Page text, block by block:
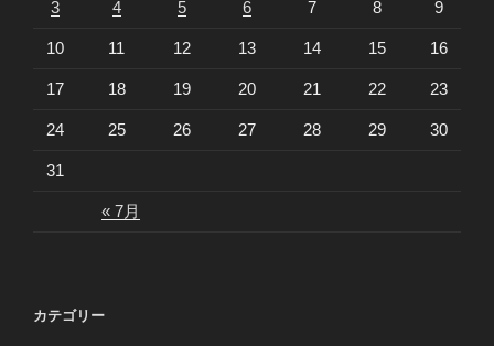
« 7月
3 4 5 6 7 8 9
10 11 12 13 14 15 16
17 18 19 20 21 22 23
24 25 26 27 28 29 30
31
カテゴリー